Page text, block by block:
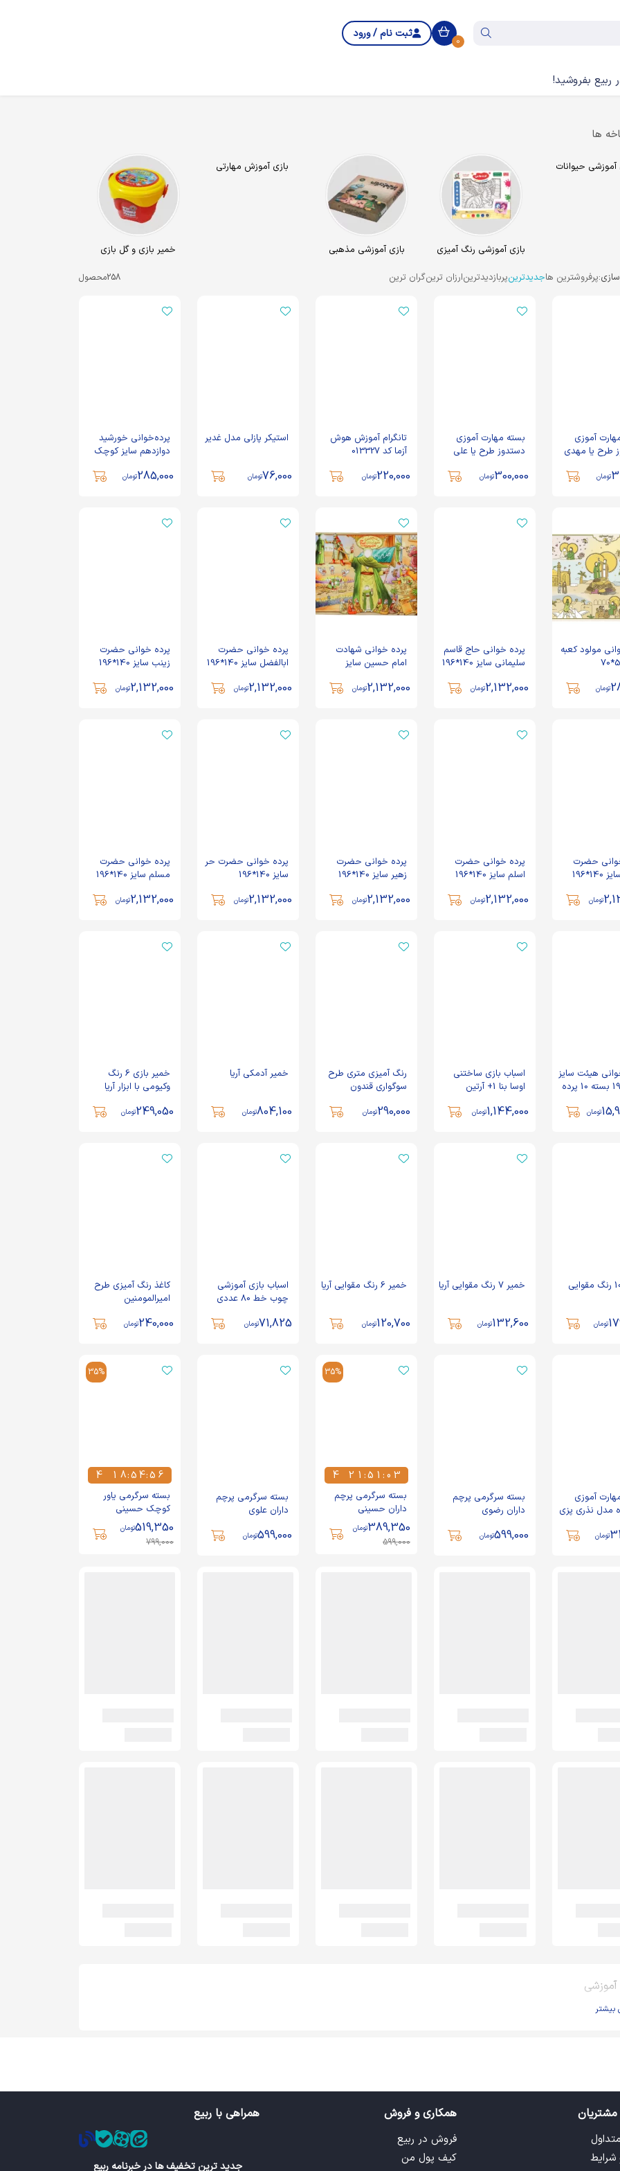
0
ثبت نام / ورود
ربیع بفروشید!
بسته مهارت آموزی
دستدوز طرح یا مهدی
(عج)
پرده‌خوانی مولود‌ کعبه
سایز 50*70
285,000تومان
حسین سایز 140*196
تومان
بسته سرگرمی پرچم
داران رضوی
599,000تومان
ها
آموزشی حیوانات
بازی آموزشی رنگ آمیزی بازی آموزشی مذهبی
بازی آموزش مهارتی
خمیر بازی و گل بازی
پرفروشترین هاجدیدترینپربازدیدترینارزان ترینگران ترین 258محصول
آموزی
طرح یا مهدی
تومان
بسته مهارت آموزی
دستدوز طرح یا علی
300,000تومان
تانگرام آموزش هوش
آزما کد 013327
220,000تومان
استیکر پازلی مدل غدیر
76,000تومان
پرده‌خوانی خورشید
دوازدهم سایز کوچک
285,000تومان
مولود‌ کعبه
تومان
پرده خوانی حاج قاسم
سلیمانی سایز 140*196
2,132,000تومان
پرده خوانی شهادت
امام حسین سایز
2,132,000تومان
پرده خوانی حضرت
ابالفضل سایز 140*196
2,132,000تومان
پرده خوانی حضرت
زینب سایز 140*196
2,132,000تومان
حضرت
تومان
پرده خوانی حضرت
اسلم سایز 140*196
2,132,000تومان
پرده خوانی حضرت
زهیر سایز 140*196
2,132,000تومان
پرده خوانی حضرت حر
سایز 140*196
2,132,000تومان
پرده خوانی حضرت
مسلم سایز 140*196
2,132,000تومان
هیئت سایز
140*196 بسته 10 پرده
تومان
اسباب بازی ساختنی
اوسا بنا 1+ آرتین
1,144,000تومان
رنگ آمیزی متری طرح
سوگواری قندون
290,000تومان
خمیر آدمکی آریا
804,100تومان
خمیر بازی 6 رنگ
وکیومی با ابزار آریا
249,050تومان
خمیر 10 رنگ مقوایی
تومان
خمیر 7 رنگ مقوایی آریا
132,600تومان
خمیر 6 رنگ مقوایی آریا
120,700تومان
اسباب بازی آموزشی
چوب خط 80 عددی
71,825تومان
کاغذ رنگ آمیزی طرح
امیرالمومنین
240,000تومان
آموزی
مدل نذری پزی
تومان
بسته سرگرمی پرچم
داران رضوی
599,000تومان
35%
4
4
2
2
1
1
:5
5
1
1
:0
0
2
3
بسته سرگرمی پرچم
داران حسینی
599,000
389,350تومان
بسته سرگرمی پرچم
داران علوی
599,000تومان
35%
4
4
1
1
8
8
:5
5
4
4
:5
5
5
6
بسته سرگرمی یاور
کوچک حسینی
799,000
519,350تومان
آموزشی
بیشتر
شرایط
همکاری و فروش
فروش در ربیع
کیف پول من
همراهی با ربیع
جدید ترین تخفیف ها در خبرنامه ربیع